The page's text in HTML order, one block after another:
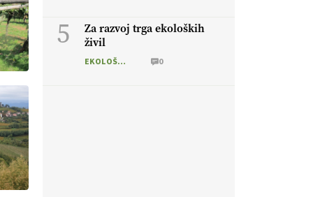
5
Za razvoj trga ekoloških
živil
EKOLOŠKO LOGIČNO 0